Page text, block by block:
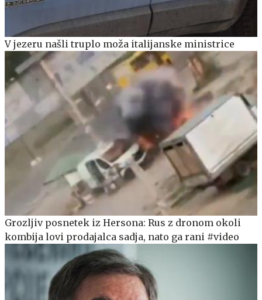
V jezeru našli truplo moža italijanske ministrice
Grozljiv posnetek iz Hersona: Rus z dronom okoli
kombija lovi prodajalca sadja, nato ga rani #video